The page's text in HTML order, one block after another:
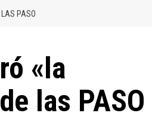
LAS PASO
«la
las PASO